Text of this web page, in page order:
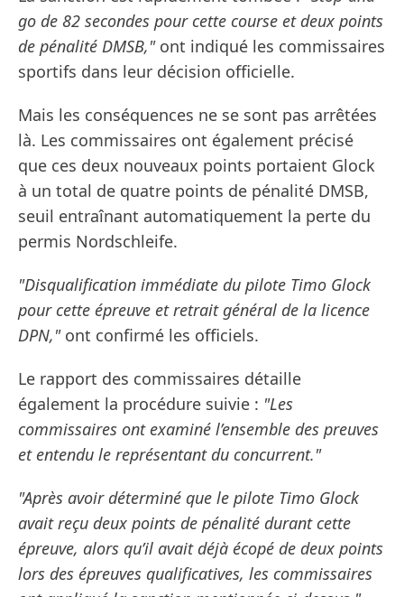
go de 82 secondes pour cette course et deux points
de pénalité DMSB,"ont indiqué les commissaires
sportifs dans leur décision officielle.
Mais les conséquences ne se sont pas arrêtées
là. Les commissaires ont également précisé
que ces deux nouveaux points portaient Glock
à un total de quatre points de pénalité DMSB,
seuil entraînant automatiquement la perte du
permis Nordschleife.
"Disqualification immédiate du pilote Timo Glock
pour cette épreuve et retrait général de la licence
DPN,"ont confirmé les officiels.
Le rapport des commissaires détaille
également la procédure suivie : "Les
commissaires ont examiné l’ensemble des preuves
et entendu le représentant du concurrent."
"Après avoir déterminé que le pilote Timo Glock
avait reçu deux points de pénalité durant cette
épreuve, alors qu’il avait déjà écopé de deux points
lors des épreuves qualificatives, les commissaires